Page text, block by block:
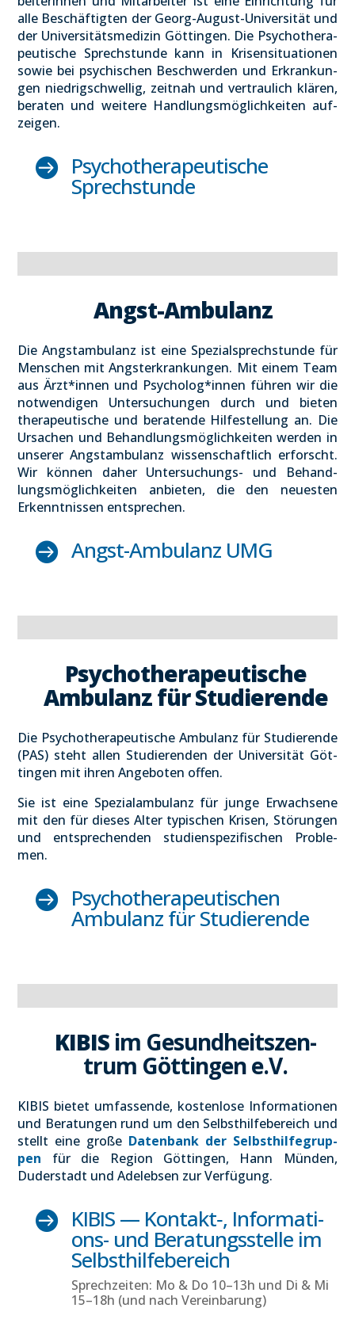
alle Beschäf­tig­ten der Georg-August-Uni­ver­si­tät und
der Uni­ver­si­täts­me­di­zin Göt­tin­gen. Die Psy­cho­the­ra­
peu­ti­sche Sprech­stun­de kann in Kri­sen­si­tua­tio­nen
sowie bei psy­chi­schen Beschwer­den und Erkran­kun­
gen nied­rig­schwel­lig, zeit­nah und ver­trau­lich klä­ren,
bera­ten und wei­te­re Hand­lungs­mög­lich­kei­ten auf­
zei­gen.
 Psy­cho­the­ra­peu­ti­sche
Sprech­stun­de
Angst-Ambu­lanz
Die Angst­am­bu­lanz ist eine Spe­zi­al­sprech­stun­de für
Men­schen mit Angst­er­kran­kun­gen. Mit einem Team
aus Ärzt*innen und Psycholog*innen füh­ren wir die
not­wen­di­gen Unter­su­chun­gen durch und bie­ten
the­ra­peu­ti­sche und bera­ten­de Hil­fe­stel­lung an. Die
Ursa­chen und Behand­lungs­mög­lich­kei­ten wer­den in
unse­rer Angst­am­bu­lanz wis­sen­schaft­lich erforscht.
Wir kön­nen daher Unter­su­chungs- und Behand­
lungs­mög­lich­kei­ten anbie­ten, die den neu­es­ten
Erkennt­nis­sen ent­spre­chen.
 Angst-Ambu­lanz UMG
Psy­cho­the­ra­peu­ti­sche
Ambu­lanz für Stu­die­ren­de
Die Psy­cho­the­ra­peu­ti­sche Ambu­lanz für Stu­die­ren­de
(PAS) steht allen Stu­die­ren­den der Uni­ver­si­tät Göt­
tin­gen mit ihren Ange­bo­ten offen.
Sie ist eine Spe­zi­al­am­bu­lanz für jun­ge Erwach­se­ne
mit den für die­ses Alter typi­schen Kri­sen, Stö­run­gen
und ent­spre­chen­den stu­di­en­spe­zi­fi­schen Pro­ble­
men.
 Psy­cho­the­ra­peu­ti­schen
Ambu­lanz für Stu­die­ren­de
KIBIS im Gesund­heits­zen­
trum Göt­tin­gen e.V.
KIBIS bie­tet umfas­sen­de, kos­ten­lo­se Infor­ma­tio­nen
und Bera­tun­gen rund um den Selbst­hil­fe­be­reich und
stellt eine gro­ße Daten­bank der Selbst­hil­fe­grup­
pen
für die Regi­on Göt­tin­gen, Hann Mün­den,
Duder­stadt und Ade­leb­sen zur Ver­fü­gung.
 KIBIS — Kontakt‑, Infor­ma­ti­
ons- und Bera­tungs­stel­le im
Selbst­hil­fe­be­reich
Sprech­zei­ten: Mo & Do 10–13h und Di & Mi
15–18h (und nach Ver­ein­ba­rung)